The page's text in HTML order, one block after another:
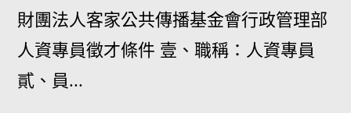
財團法人客家公共傳播基金會行政管理部
人資專員徵才條件 壹、職稱：人資專員
貳、員...